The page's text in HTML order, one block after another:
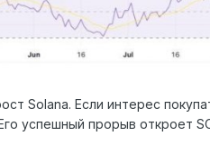
Solana. Если интерес
успешный прорыв откроет